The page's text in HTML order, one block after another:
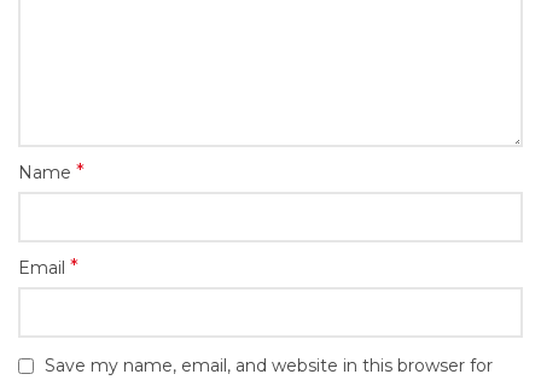
Name *
Email *
Save my name, email, and website in this browser for